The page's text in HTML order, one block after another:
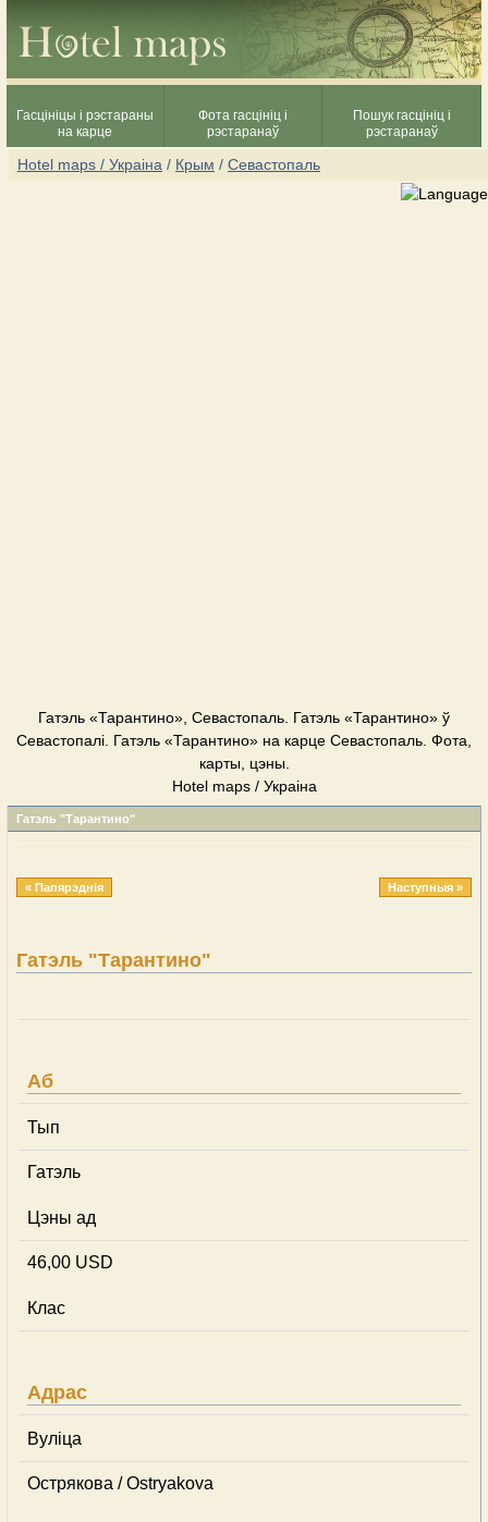
Гасцініцы і рэстараны
на карце
Фота гасцініц і
рэстаранаў
Пошук гасцініц і
рэстаранаў
Hotel maps / Украіна / Крым / Севастопаль
Гатэль «Тарантино», Севастопаль. Гатэль «Тарантино» ў
Севастопалі. Гатэль «Тарантино» на карце Севастопаль. Фота,
карты, цэны.
Hotel maps / Украіна
Гатэль "Тарантино"
« Папярэднія Наступныя »
Гатэль "Тарантино"
Аб
Тып
Гатэль
Цэны ад
46,00 USD
Клас
Адрас
Вуліца
Острякова / Ostryakova